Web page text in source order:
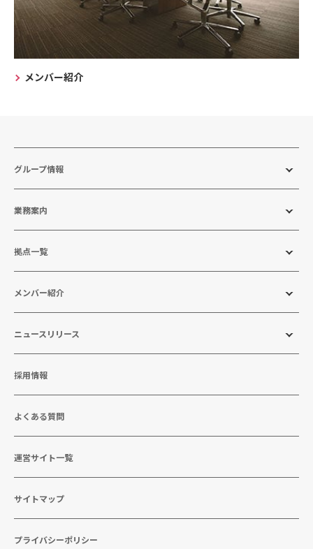
メンバー紹介
グループ情報
業務案内
拠点一覧
メンバー紹介
ニュースリリース
採用情報
よくある質問
運営サイト一覧
サイトマップ
プライバシーポリシー